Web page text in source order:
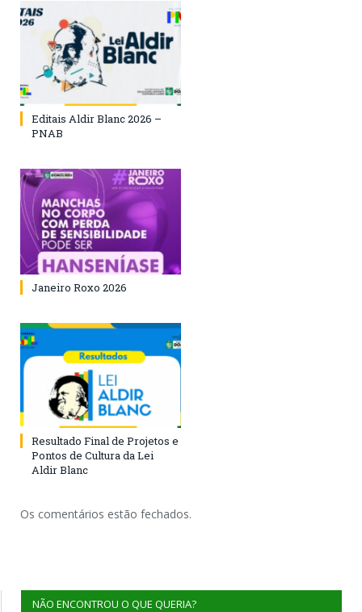
Editais Aldir Blanc 2026 –
PNAB
Janeiro Roxo 2026
Resultado Final de Projetos e
Pontos de Cultura da Lei
Aldir Blanc
Os comentários estão fechados.
NÃO ENCONTROU O QUE QUERIA?